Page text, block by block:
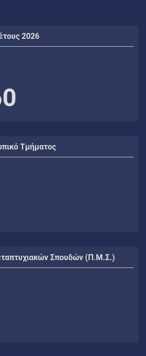
2026
Τμήματος
Σπουδών (Π.Μ.Σ.)